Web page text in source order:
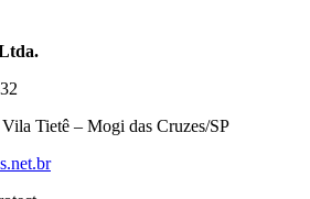
Tietê – Mogi das Cruzes/SP